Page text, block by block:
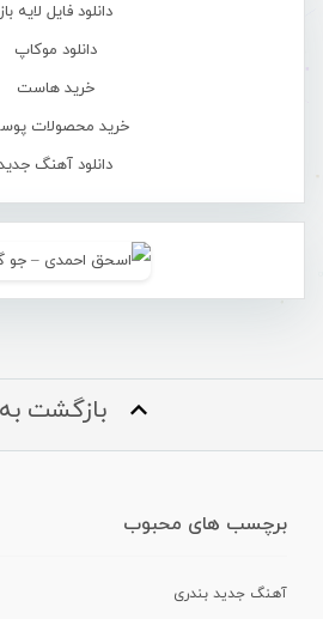
دانلود فایل لایه باز
دانلود موکاپ
خرید هاست
خرید محصولات
دانلود آهنگ
بازگشت به
برچسب های محبوب
آهنگ جدید بندری